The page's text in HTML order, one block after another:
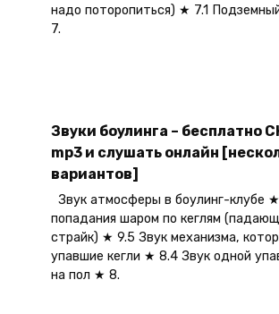
надо поторопиться) ★ 7.1
7.
Звуки боулинга – бесплатно
mp3 и слушать онлайн
вариантов]
Звук атмосферы в боулинг-клубе
попадания шаром по кеглям
страйк) ★ 9.5 Звук механизма,
упавшие кегли ★ 8.4 Звук одной
на пол ★ 8.